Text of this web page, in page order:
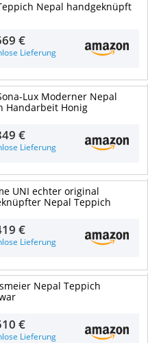
Nepal handgeknüpft
€
Lieferung
Lux Moderner Nepal
Handarbeit Honig
€
Lieferung
UNI echter original
Nepal Teppich
€
Lieferung
Nepal Teppich
€
Lieferung